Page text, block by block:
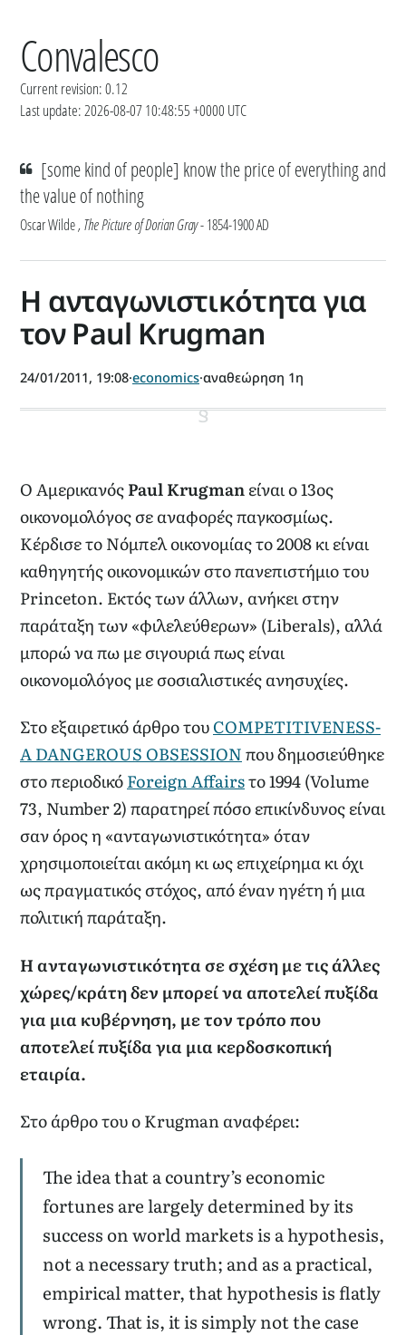
Convalesco
Current revision: 0.12
Last update: 2026-08-07 10:48:55 +0000 UTC
[some kind of people] know the price of everything and
the value of nothing
Oscar Wilde, The Picture of Dorian Gray- 1854-1900 AD
Η ανταγωνιστικότητα για
τον Paul Krugman
24/01/2011, 19:08·economics·αναθεώρηση 1η
Ο ΑμερικανόςPaul Krugmanείναι ο 13ος
οικονομολόγος σε αναφορές παγκοσμίως.
Κέρδισε το Νόμπελ οικονομίας το 2008 κι είναι
καθηγητής οικονομικών στο πανεπιστήμιο του
Princeton. Εκτός των άλλων, ανήκει στην
παράταξη των «φιλελεύθερων» (Liberals), αλλά
μπορώ να πω με σιγουριά πως είναι
οικονομολόγος με σοσιαλιστικές ανησυχίες.
Στο εξαιρετικό άρθρο τουCOMPETITIVENESS-
A DANGEROUS OBSESSIONπου δημοσιεύθηκε
στο περιοδικόForeign Affairsτο 1994 (Volume
73, Number 2) παρατηρεί πόσο επικίνδυνος είναι
σαν όρος η «ανταγωνιστικότητα» όταν
χρησιμοποιείται ακόμη κι ως επιχείρημα κι όχι
ως πραγματικός στόχος, από έναν ηγέτη ή μια
πολιτική παράταξη.
Η ανταγωνιστικότητα σε σχέση με τις άλλες
χώρες/κράτη δεν μπορεί να αποτελεί πυξίδα
για μια κυβέρνηση, με τον τρόπο που
αποτελεί πυξίδα για μια κερδοσκοπική
εταιρία.
Στο άρθρο του ο Krugman αναφέρει:
The idea that a country’s economic
fortunes are largely determined by its
success on world markets is a hypothesis,
not a necessary truth; and as a practical,
empirical matter, that hypothesis is flatly
wrong. That is, it is simply not the case